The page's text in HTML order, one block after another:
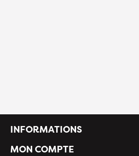
INFORMATIONS
MON COMPTE